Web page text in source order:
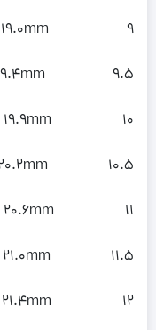
9 19.0mm
9.5 19.4mm
10 19.9mm
10.5 20.2mm
11 20.6mm
11.5 21.0mm
12 21.4mm